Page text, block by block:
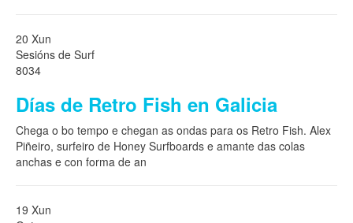
20 Xun
Sesións de Surf
8034
Días de Retro Fish en Galicia
Chega o bo tempo e chegan as ondas para os Retro Fish. Alex
Piñeiro, surfeiro de Honey Surfboards e amante das colas
anchas e con forma de an
19 Xun